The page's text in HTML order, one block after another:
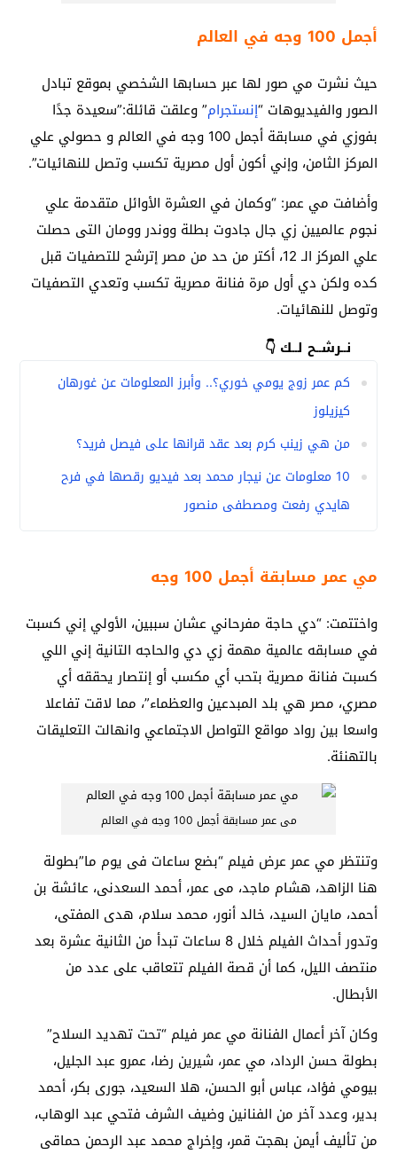
أجمل 100 وجه في العالم
حيث نشرت مي صور لها عبر حسابها الشخصي بموقع تبادل
الصور والفيديوهات “إنستجرام” وعلقت قائلة:”سعيدة جدًا
بفوزي في مسابقة أجمل 100 وجه في العالم و حصولي علي
المركز الثامن، وإني أكون أول مصرية تكسب وتصل للنهائيات”.
وأضافت مي عمر: “وكمان في العشرة الأوائل متقدمة علي
نجوم عالميين زي جال جادوت بطلة ووندر وومان التى حصلت
علي المركز الـ 12، أكتر من حد من مصر إترشح للتصفيات قبل
كده ولكن دي أول مرة فنانة مصرية تكسب وتعدي التصفيات
وتوصل للنهائيات.
نــرشــح لــك 👇
كم عمر زوج يومي خوري؟.. وأبرز المعلومات عن غورهان
كيزيلوز
من هي زينب كرم بعد عقد قرانها على فيصل فريد؟
10 معلومات عن نيجار محمد بعد فيديو رقصها في فرح
هايدي رفعت ومصطفى منصور
مي عمر مسابقة أجمل 100 وجه
واختتمت: “دي حاجة مفرحاني عشان سببين، الأولي إني كسبت
في مسابقه عالمية مهمة زي دي والحاجه التانية إني اللي
كسبت فنانة مصرية بتحب أي مكسب أو إنتصار يحققه أي
مصري، مصر هي بلد المبدعين والعظماء”، مما لاقت تفاعلا
واسعا بين رواد مواقع التواصل الاجتماعي وانهالت التعليقات
بالتهنئة.
مى عمر مسابقة أجمل 100 وجه في العالم
وتنتظر مي عمر عرض فيلم “بضع ساعات فى يوم ما”بطولة
هنا الزاهد، هشام ماجد، مى عمر، أحمد السعدنى، عائشة بن
أحمد، مايان السيد، خالد أنور، محمد سلام، هدى المفتى،
وتدور أحداث الفيلم خلال 8 ساعات تبدأ من الثانية عشرة بعد
منتصف الليل، كما أن قصة الفيلم تتعاقب على عدد من
الأبطال.
وكان آخر أعمال الفنانة مي عمر فيلم “تحت تهديد السلاح”
بطولة حسن الرداد، مي عمر، شيرين رضا، عمرو عبد الجليل،
بيومي فؤاد، عباس أبو الحسن، هلا السعيد، جورى بكر، أحمد
بدير، وعدد آخر من الفنانين وضيف الشرف فتحي عبد الوهاب،
من تأليف أيمن بهجت قمر، وإخراج محمد عبد الرحمن حماقى